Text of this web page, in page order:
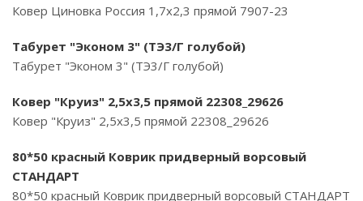
Ковер Циновка Россия 1,7х2,3 прямой 7907-23
Табурет "Эконом 3" (ТЭ3/Г голубой)
Табурет "Эконом 3" (ТЭ3/Г голубой)
Ковер "Круиз" 2,5х3,5 прямой 22308_29626
Ковер "Круиз" 2,5х3,5 прямой 22308_29626
80*50 красный Коврик придверный ворсовый
СТАНДАРТ
80*50 красный Коврик придверный ворсовый СТАНДАРТ